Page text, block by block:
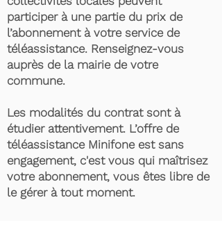
participer à une partie du prix de
l’abonnement à votre service de
téléassistance. Renseignez-vous
auprès de la mairie de votre
commune.
Les modalités du contrat sont à
étudier attentivement. L’offre de
téléassistance Minifone est sans
engagement, c'est vous qui maîtrisez
votre abonnement, vous êtes libre de
le gérer à tout moment.